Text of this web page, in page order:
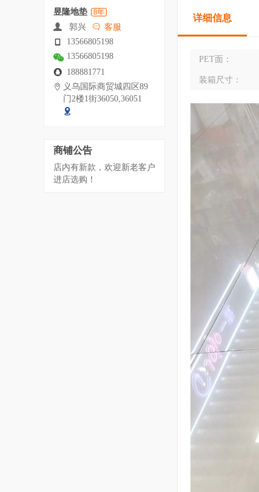
昱隆地垫 8年
郭兴
客服
13566805198
13566805198
188881771
义乌国际商贸城四区89
门2楼1街36050,36051
商铺公告
店内有新款，欢迎新老客户
进店选购！
详细信息
PET面：
装箱尺寸：